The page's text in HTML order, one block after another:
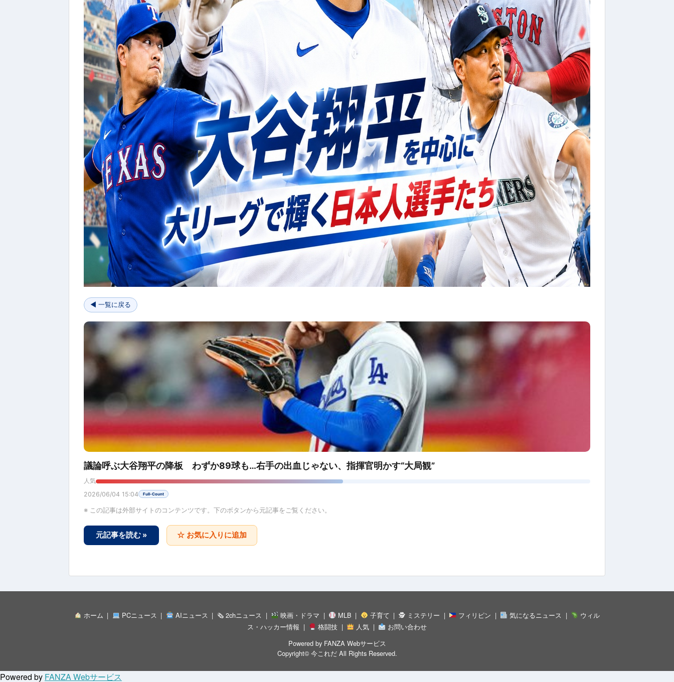
◀ 一覧に戻る
議論呼ぶ大谷翔平の降板 わずか89球も…右手の出血じゃない、指揮官明かす“大局観”
人気
2026/06/04 15:04 Full-Count
※ この記事は外部サイトのコンテンツです。下のボタンから元記事をご覧ください。
元記事を読む » ☆ お気に入りに追加
ホーム PCニュース AIニュース 🗞 2chニュース 映画・ドラマ MLB 子育て 🕵 ミステリー フィリピン 気になるニュース
ウィル
ス・ハッカー情報
格闘技 人気
お問い合わせ
Powered by FANZA Webサービス
Copyright© 今これだAll Rights Reserved.
Powered by FANZA Webサービス